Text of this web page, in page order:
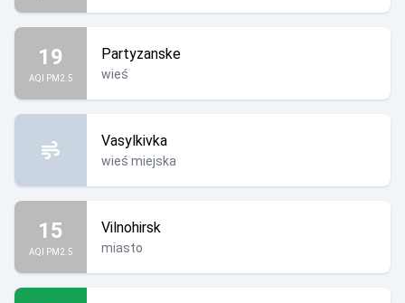
19
AQI PM2.5
Partyzanske
wieś
Vasylkivka
wieś miejska
15
AQI PM2.5
Vilnohirsk
miasto